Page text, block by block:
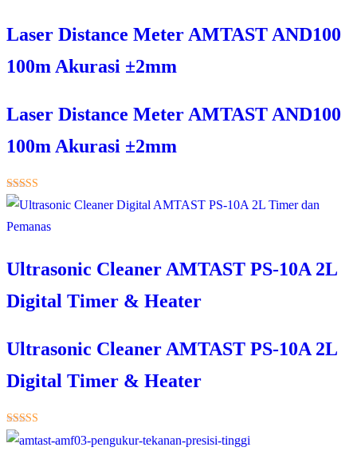
Laser Distance Meter AMTAST AND100
100m Akurasi ±2mm
Laser Distance Meter AMTAST AND100
100m Akurasi ±2mm
★★★★★
Ultrasonic Cleaner AMTAST PS-10A 2L
Digital Timer & Heater
Ultrasonic Cleaner AMTAST PS-10A 2L
Digital Timer & Heater
★★★★★